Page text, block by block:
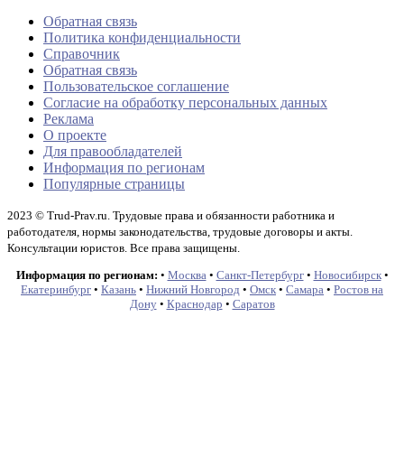
Обратная связь
Политика конфиденциальности
Справочник
Обратная связь
Пользовательское соглашение
Согласие на обработку персональных данных
Реклама
О проекте
Для правообладателей
Информация по регионам
Популярные страницы
2023 © Trud-Prav.ru. Трудовые права и обязанности работника и
работодателя, нормы законодательства, трудовые договоры и акты.
Консультации юристов. Все права защищены.
Информация по регионам: • Москва • Санкт-Петербург• Новосибирск•
Екатеринбург • Казань • Нижний Новгород • Омск • Самара • Ростов на
Дону• Краснодар • Саратов